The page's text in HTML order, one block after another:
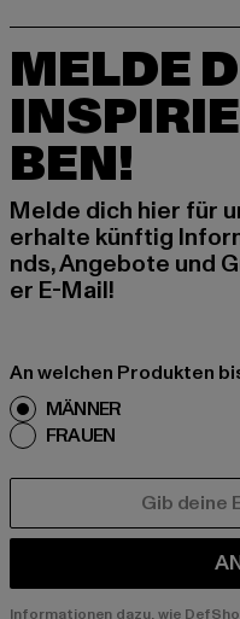
MELDE
BEN!
Melde dich hier für
erhalte künftig
nds, Angebote und
er E-Mail!
An welchen Produkten
MÄNNER
FRAUEN
Informationen dazu, wie